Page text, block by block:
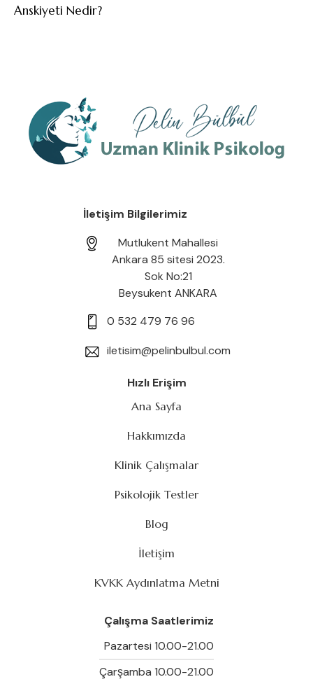
Anskiyeti Nedir?
İletişim Bilgilerimiz
Mutlukent Mahallesi
Ankara 85 sitesi 2023.
Sok No:21
Beysukent ANKARA
0 532 479 76 96
iletisim@pelinbulbul.com
Hızlı Erişim
Ana Sayfa
Hakkımızda
Klinik Çalışmalar
Psikolojik Testler
Blog
İletişim
KVKK Aydınlatma Metni
Çalışma Saatlerimiz
Pazartesi 10.00-21.00
Çarşamba 10.00-21.00